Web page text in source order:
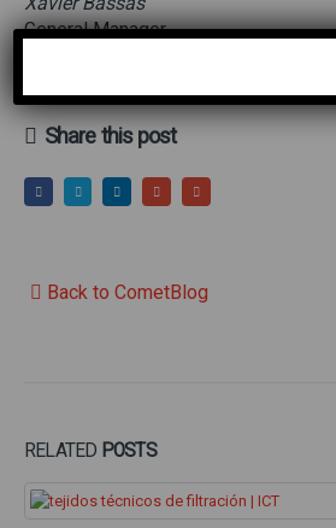
General Manager
Share this post
Back to CometBlog
RELATED POSTS